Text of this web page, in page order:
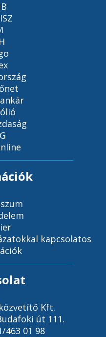
kapcsolatos
Kft.
út 111.
463 01 98